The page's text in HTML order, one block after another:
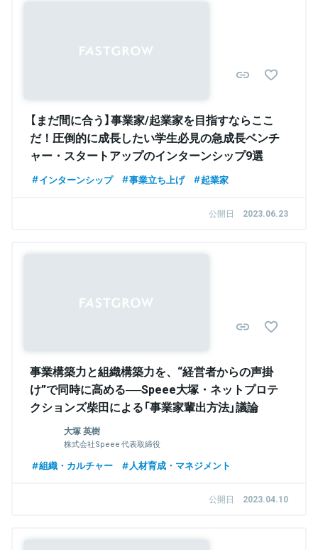
【まだ間に合う】事業家/起業家を目指すならここ
だ！圧倒的に成長したい学生必見の急成長ベンチ
ャー・スタートアップのインターンシップ9選
インターンシップ 事業立ち上げ 起業家
公開日 2023.06.23
事業構築力と組織構築力を、“経営者からの声掛
け”で同時に高める──Speee大塚・ネットプロテ
クションズ柴田による「事業家輩出方法」議論
大塚 英樹
株式会社Speee 代表取締役
組織・カルチャー 人材育成・マネジメント
公開日 2023.04.10